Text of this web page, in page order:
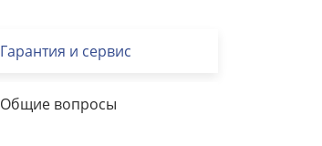
Гарантия и сервис
Общие вопросы